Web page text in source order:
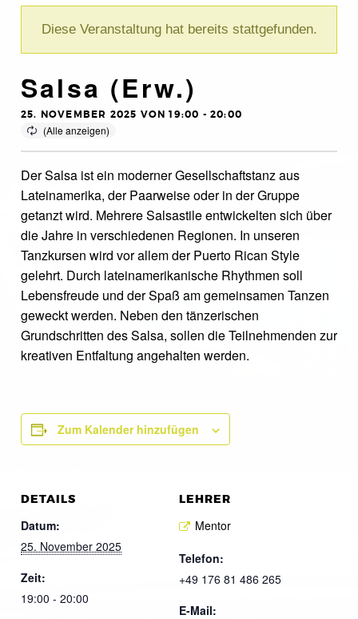
Diese Veranstaltung hat bereits stattgefunden.
Salsa (Erw.)
25. NOVEMBER 2025 VON 19:00 -20:00
Der Salsa ist ein moderner Gesellschaftstanz aus
Lateinamerika, der Paarweise oder in der Gruppe
getanzt wird. Mehrere Salsastile entwickelten sich über
die Jahre in verschiedenen Regionen. In unseren
Tanzkursen wird vor allem der Puerto Rican Style
gelehrt. Durch lateinamerikanische Rhythmen soll
Lebensfreude und der Spaß am gemeinsamen Tanzen
geweckt werden. Neben den tänzerischen
Grundschritten des Salsa, sollen die Teilnehmenden zur
kreativen Entfaltung angehalten werden.
Zum Kalender hinzufügen
DETAILS
Datum:
25. November 2025
Zeit:
19:00 - 20:00
LEHRER
Mentor
Telefon:
+49 176 81 486 265
E-Mail: